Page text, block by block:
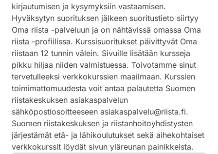
kirjautumisen ja kysymyksiin vastaamisen.
Hyväksytyn suorituksen jälkeen suoritustieto siirtyy
Oma riista -palveluun ja on nähtävissä omassa Oma
riista -profiilissa. Kurssisuoritukset päivittyvät Oma
riistaan 12 tunnin välein. Sivuille lisätään kursseja
pikku hiljaa niiden valmistuessa. Toivotamme sinut
tervetulleeksi verkkokurssien maailmaan. Kurssien
toimimattomuudesta voit antaa palautetta Suomen
riistakeskuksen asiakaspalvelun
sähköpostiosoitteeseen asiakaspalvelu@riista.fi.
Suomen riistakeskuksen ja riistanhoitoyhdistysten
järjestämät etä- ja lähikoulutukset sekä aihekohtaiset
verkkokurssit löydät sivun yläreunan painikkeista.